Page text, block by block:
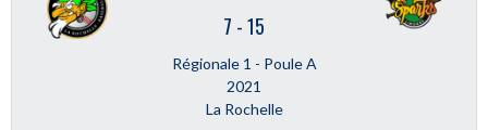
7 -15
Régionale 1 - Poule A
2021
La Rochelle